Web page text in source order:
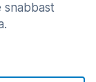
snabbast